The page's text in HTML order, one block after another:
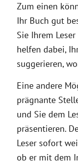
Zum einen
Ihr Buch gut
Sie Ihrem
helfen dabei,
suggerieren,
Eine andere
prägnante
und Sie dem
präsentieren.
Leser sofort
ob er mit dem